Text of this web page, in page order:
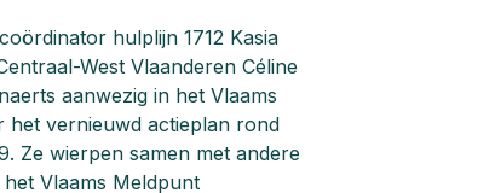
hulplijn 1712 Kasia
West Vlaanderen Céline
aanwezig in het Vlaams
het vernieuwd actieplan rond
Ze wierpen samen met andere
Vlaams Meldpunt